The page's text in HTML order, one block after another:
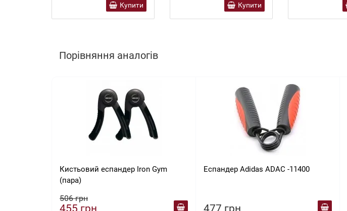
Купити Купити
Порівняння аналогів
Кистьовий еспандер Iron Gym
(пара)
506 грн
455 грн
Еспандер Adidas ADAC -11400
477 грн